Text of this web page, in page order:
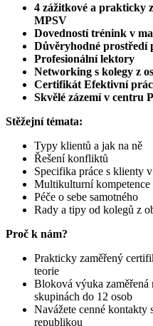
4 zážitkové a prakticky
MPSV
Dovedností trénink v
Důvěryhodné prostředí
Profesionální lektory
Networking s kolegy z
Certifikát Efektivní
Skvělé zázemí v centru
Stěžejní témata:
Typy klientů a jak na ně
Řešení konfliktů
Specifika práce s klienty
Multikulturní kompetence
Péče o sebe samotného
Rady a tipy od kolegů z
Proč k nám?
Prakticky zaměřený
teorie
Bloková výuka
skupinách do 12 osob
Navážete cenné kontakty
republikou